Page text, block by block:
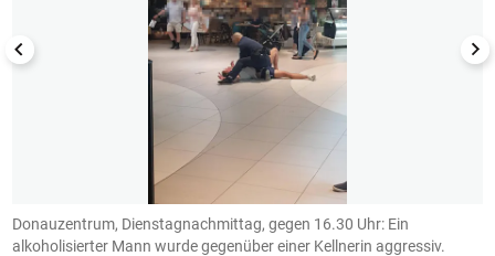
Donauzentrum, Dienstagnachmittag, gegen 16.30 Uhr: Ein
alkoholisierter Mann wurde gegenüber einer Kellnerin aggressiv.